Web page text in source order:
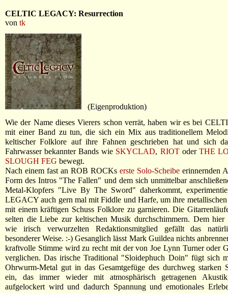
CELTIC LEGACY: Resurrection
von tk
(Eigenproduktion)
Wie der Name dieses Vierers schon verrät, haben wir es bei
mit einer Band zu tun, die sich ein Mix aus traditionellem
keltischer Folklore auf ihre Fahnen geschrieben hat und sich
Fahrwasser bekannter Bands wie SKYCLAD, RIOToder THE
SLOUGH FEG bewegt.
Nach einem fast an ROB ROCKs erste Solo-Scheibe erinnernden
Form des Intros "The Fallen" und dem sich unmittelbar
Metal-Klopfers "Live By The Sword" daherkommt,
LEGACY auch gern mal mit Fiddle und Harfe, um ihre
mit einem kräftigen Schuss Folklore zu garnieren. Die
selten die Liebe zur keltischen Musik durchschimmern. Dem hier
wie irisch verwurzelten Redaktionsmitglied gefällt das
besonderer Weise. :-) Gesanglich lässt Mark Guildea nichts
kraftvolle Stimme wird zu recht mit der von Joe Lynn Turner oder
verglichen. Das irische Traditional "Sloidephuch Doin" fügt sich
Ohrwurm-Metal gut in das Gesamtgefüge des durchweg starken
ein, das immer wieder mit atmosphärisch getragenen
aufgelockert wird und dadurch Spannung und emotionales